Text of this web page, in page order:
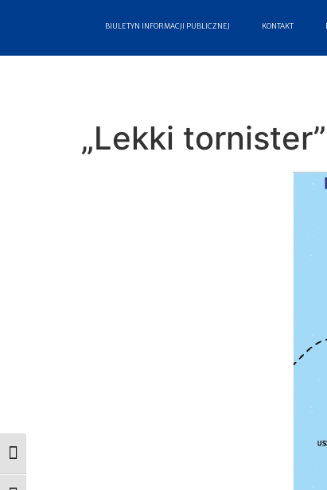
Przełącz wysoki kontrast
BIULETYN INFORMACJI PUBLICZNEJ KONTAKT
„Lekki tornister”